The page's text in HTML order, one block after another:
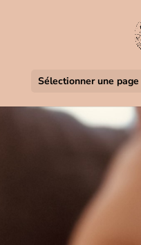
Sélectionner une page